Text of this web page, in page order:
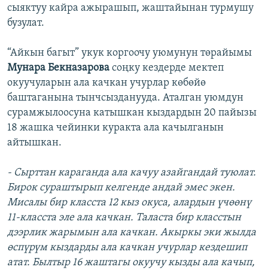
сыяктуу кайра ажырашып, жаштайынан турмушу
бузулат.
“Айкын багыт” укук коргоочу уюмунун төрайымы
Мунара Бекназарова соңку кездерде мектеп
окуучуларын ала качкан учурлар көбөйө
баштаганына тынчсызданууда. Аталган уюмдун
сурамжылоосуна катышкан кыздардын 20 пайызы
18 жашка чейинки куракта ала качылганын
айтышкан.
- Сырттан караганда ала качуу азайгандай туюлат.
Бирок сураштырып келгенде андай эмес экен.
Мисалы бир класста 12 кыз окуса, алардын үчөөнү
11-класста эле ала качкан. Таласта бир класстын
дээрлик жарымын ала качкан. Акыркы эки жылда
өспүрүм кыздарды ала качкан учурлар кездешип
атат. Былтыр 16 жаштагы окуучу кызды ала качып,